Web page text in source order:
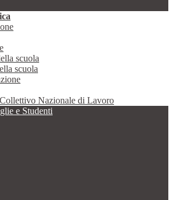
scuola
scuola
Nazionale di Lavoro
e Studenti